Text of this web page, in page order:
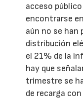
acceso
encontrarse
aún no se han
distribución
el 21% de la
hay que
trimestre se
de recarga